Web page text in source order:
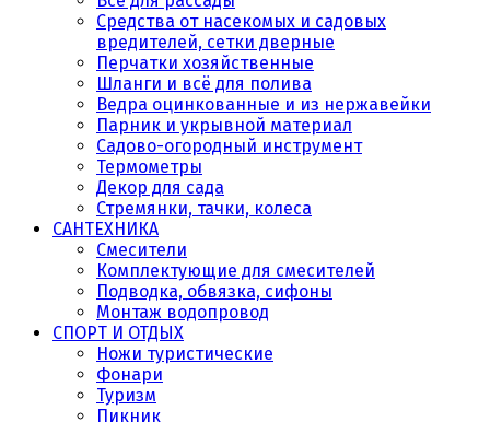
Средства от насекомых и садовых
вредителей, сетки дверные
Перчатки хозяйственные
Шланги и всё для полива
Ведра оцинкованные и из нержавейки
Парник и укрывной материал
Садово-огородный инструмент
Термометры
Декор для сада
Стремянки, тачки, колеса
САНТЕХНИКА
Смесители
Комплектующие для смесителей
Подводка, обвязка, сифоны
Монтаж водопровод
СПОРТ И ОТДЫХ
Ножи туристические
Фонари
Туризм
Пикник